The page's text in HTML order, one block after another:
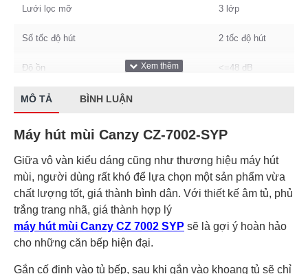
Lưới lọc mỡ 3 lớp
Số tốc độ hút 2 tốc độ hút
Độ ồn <=48 dB
Động cơ
Dòng điện
Kích thước 700 mm
MÔ TẢ BÌNH LUẬN
Máy hút mùi Canzy CZ-7002-SYP
Giữa vô vàn kiểu dáng cũng như thương hiệu máy hút
mùi, người dùng rất khó để lựa chọn một sản phẩm vừa
chất lượng tốt, giá thành bình dân. Với thiết kế âm tủ, phủ
trắng trang nhã, giá thành hợp lý
máy hút mùi Canzy CZ 7002 SYP sẽ là gợi ý hoàn hảo
cho những căn bếp hiện đại.
Gắn cố định vào tủ bếp, sau khi gắn vào khoang tủ sẽ chỉ